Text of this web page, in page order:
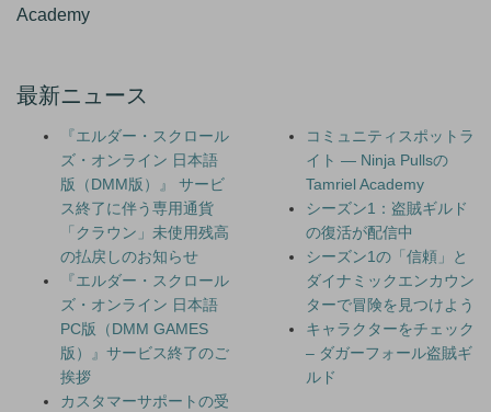
Academy
最新ニュース
『エルダー・スクロール
ズ・オンライン 日本語
版（DMM版）』 サービ
ス終了に伴う専用通貨
「クラウン」未使用残高
の払戻しのお知らせ
『エルダー・スクロール
ズ・オンライン 日本語
PC版（DMM GAMES
版）』サービス終了のご
挨拶
カスタマーサポートの受
コミュニティスポットラ
イト — Ninja Pullsの
Tamriel Academy
シーズン1：盗賊ギルド
の復活が配信中
シーズン1の「信頼」と
ダイナミックエンカウン
ターで冒険を見つけよう
キャラクターをチェック
– ダガーフォール盗賊ギ
ルド